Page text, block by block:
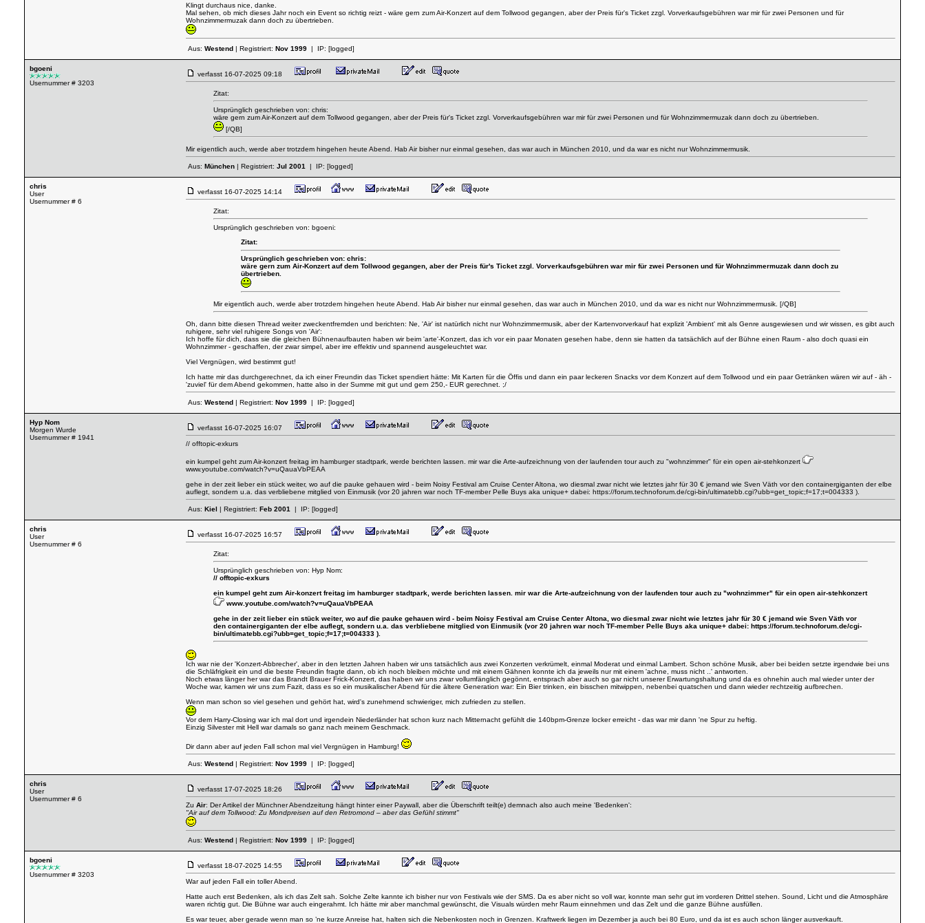
Klingt durchaus nice, danke.
Mal sehen, ob mich dieses Jahr noch ein Event so richtig reizt - wäre gern zum Air-Konzert auf dem Tollwood gegangen, aber der Preis für's Ticket zzgl. Vorverkaufsgebühren war mir für zwei Personen und für
Wohnzimmermuzak dann doch zu übertrieben.
Aus: Westend | Registriert: Nov 1999 | IP: [logged]
bgoeni
Usernummer # 3203
verfasst 16-07-2025 09:18
Zitat:
Ursprünglich geschrieben von: chris:
wäre gern zum Air-Konzert auf dem Tollwood gegangen, aber der Preis für's Ticket zzgl. Vorverkaufsgebühren war mir für zwei Personen und für Wohnzimmermuzak dann doch zu übertrieben.
[/QB]
Mir eigentlich auch, werde aber trotzdem hingehen heute Abend. Hab Air bisher nur einmal gesehen, das war auch in München 2010, und da war es nicht nur Wohnzimmermusik.
Aus: München | Registriert: Jul 2001 | IP: [logged]
chris
User
Usernummer # 6
verfasst 16-07-2025 14:14
Zitat:
Ursprünglich geschrieben von: bgoeni:
Zitat:
Ursprünglich geschrieben von: chris:
wäre gern zum Air-Konzert auf dem Tollwood gegangen, aber der Preis für's Ticket zzgl. Vorverkaufsgebühren war mir für zwei Personen und für Wohnzimmermuzak dann doch zu
übertrieben.
Mir eigentlich auch, werde aber trotzdem hingehen heute Abend. Hab Air bisher nur einmal gesehen, das war auch in München 2010, und da war es nicht nur Wohnzimmermusik. [/QB]
Oh, dann bitte diesen Thread weiter zweckentfremden und berichten: Ne, 'Air' ist natürlich nicht nur Wohnzimmermusik, aber der Kartenvorverkauf hat explizit 'Ambient' mit als Genre ausgewiesen und wir wissen, es gibt auch
ruhigere, sehr viel ruhigere Songs von 'Air':
Ich hoffe für dich, dass sie die gleichen Bühnenaufbauten haben wir beim 'arte'-Konzert, das ich vor ein paar Monaten gesehen habe, denn sie hatten da tatsächlich auf der Bühne einen Raum - also doch quasi ein
Wohnzimmer - geschaffen, der zwar simpel, aber irre effektiv und spannend ausgeleuchtet war.
Viel Vergnügen, wird bestimmt gut!
Ich hatte mir das durchgerechnet, da ich einer Freundin das Ticket spendiert hätte: Mit Karten für die Öffis und dann ein paar leckeren Snacks vor dem Konzert auf dem Tollwood und ein paar Getränken wären wir auf - äh -
'zuviel' für dem Abend gekommen, hatte also in der Summe mit gut und gern 250,- EUR gerechnet. ;/
Aus: Westend | Registriert: Nov 1999 | IP: [logged]
Hyp Nom
Morgen Wurde
Usernummer # 1941
verfasst 16-07-2025 16:07
// offtopic-exkurs
ein kumpel geht zum Air-konzert freitag im hamburger stadtpark, werde berichten lassen. mir war die Arte-aufzeichnung von der laufenden tour auch zu "wohnzimmer" für ein open air-stehkonzert
www.youtube.com/watch?v=uQauaVbPEAA
gehe in der zeit lieber ein stück weiter, wo auf die pauke gehauen wird - beim Noisy Festival am Cruise Center Altona, wo diesmal zwar nicht wie letztes jahr für 30 € jemand wie Sven Väth vor den containergiganten der elbe
auflegt, sondern u.a. das verbliebene mitglied von Einmusik (vor 20 jahren war noch TF-member Pelle Buys aka unique+ dabei: https://forum.technoforum.de/cgi-bin/ultimatebb.cgi?ubb=get_topic;f=17;t=004333 ).
Aus: Kiel | Registriert: Feb 2001 | IP: [logged]
chris
User
Usernummer # 6
verfasst 16-07-2025 16:57
Zitat:
Ursprünglich geschrieben von: Hyp Nom:
// offtopic-exkurs
ein kumpel geht zum Air-konzert freitag im hamburger stadtpark, werde berichten lassen. mir war die Arte-aufzeichnung von der laufenden tour auch zu "wohnzimmer" für ein open air-stehkonzert
www.youtube.com/watch?v=uQauaVbPEAA
gehe in der zeit lieber ein stück weiter, wo auf die pauke gehauen wird - beim Noisy Festival am Cruise Center Altona, wo diesmal zwar nicht wie letztes jahr für 30 € jemand wie Sven Väth vor
den containergiganten der elbe auflegt, sondern u.a. das verbliebene mitglied von Einmusik (vor 20 jahren war noch TF-member Pelle Buys aka unique+ dabei: https://forum.technoforum.de/cgi-
bin/ultimatebb.cgi?ubb=get_topic;f=17;t=004333 ).
Ich war nie der 'Konzert-Abbrecher', aber in den letzten Jahren haben wir uns tatsächlich aus zwei Konzerten verkrümelt, einmal Moderat und einmal Lambert. Schon schöne Musik, aber bei beiden setzte irgendwie bei uns
die Schläfrigkeit ein und die beste Freundin fragte dann, ob ich noch bleiben möchte und mit einem Gähnen konnte ich da jeweils nur mit einem 'achne, muss nicht ..' antworten.
Noch etwas länger her war das Brandt Brauer Frick-Konzert, das haben wir uns zwar vollumfänglich gegönnt, entsprach aber auch so gar nicht unserer Erwartungshaltung und da es ohnehin auch mal wieder unter der
Woche war, kamen wir uns zum Fazit, dass es so ein musikalischer Abend für die ältere Generation war: Ein Bier trinken, ein bisschen mitwippen, nebenbei quatschen und dann wieder rechtzeitig aufbrechen.
Wenn man schon so viel gesehen und gehört hat, wird's zunehmend schwieriger, mich zufrieden zu stellen.
Vor dem Harry-Closing war ich mal dort und irgendein Niederländer hat schon kurz nach Mitternacht gefühlt die 140bpm-Grenze locker erreicht - das war mir dann 'ne Spur zu heftig.
Einzig Silvester mit Hell war damals so ganz nach meinem Geschmack.
Dir dann aber auf jeden Fall schon mal viel Vergnügen in Hamburg!
Aus: Westend | Registriert: Nov 1999 | IP: [logged]
chris
User
Usernummer # 6
verfasst 17-07-2025 18:26
Zu Air: Der Artikel der Münchner Abendzeitung hängt hinter einer Paywall, aber die Überschrift teilt(e) demnach also auch meine 'Bedenken':
"Air auf dem Tollwood: Zu Mondpreisen auf den Retromond – aber das Gefühl stimmt"
Aus: Westend | Registriert: Nov 1999 | IP: [logged]
bgoeni
Usernummer # 3203
verfasst 18-07-2025 14:55
War auf jeden Fall ein toller Abend.
Hatte auch erst Bedenken, als ich das Zelt sah. Solche Zelte kannte ich bisher nur von Festivals wie der SMS. Da es aber nicht so voll war, konnte man sehr gut im vorderen Drittel stehen. Sound, Licht und die Atmosphäre
waren richtig gut. Die Bühne war auch eingerahmt. Ich hätte mir aber manchmal gewünscht, die Visuals würden mehr Raum einnehmen und das Zelt und die ganze Bühne ausfüllen.
Es war teuer, aber gerade wenn man so ’ne kurze Anreise hat, halten sich die Nebenkosten noch in Grenzen. Kraftwerk liegen im Dezember ja auch bei 80 Euro, und da ist es auch schon länger ausverkauft.